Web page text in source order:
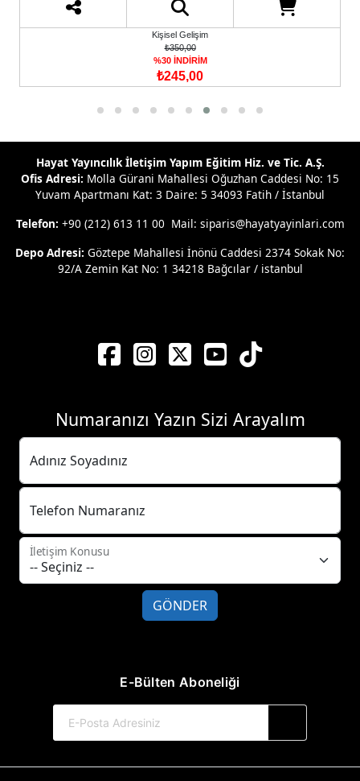
Kişisel Gelişim
₺350,00
%30 İNDİRİM
₺245,00
Hayat Yayıncılık İletişim Yapım Eğitim Hiz. ve Tic. A.Ş.
Ofis Adresi: Molla Gürani Mahallesi Oğuzhan Caddesi No: 15
Yuvam Apartmanı Kat: 3 Daire: 5 34093 Fatih / İstanbul
Telefon: +90 (212) 613 11 00 Mail: siparis@hayatyayinlari.com
Depo Adresi: Göztepe Mahallesi İnönü Caddesi 2374 Sokak No:
92/A Zemin Kat No: 1 34218 Bağcılar / istanbul
Numaranızı Yazın Sizi Arayalım
Adınız Soyadınız
Telefon Numaranız
İletişim Konusu
GÖNDER
E-Bülten Aboneliği